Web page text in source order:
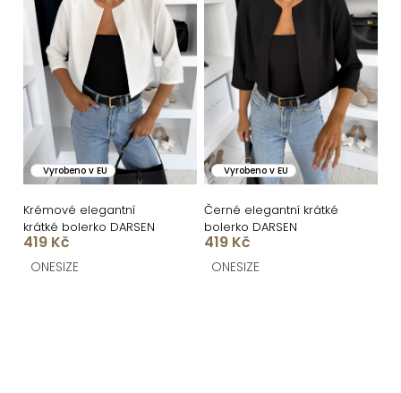
Vyrobeno v EU
Krémové elegantní
krátké bolerko DARSEN
419 Kč
ONESIZE
Vyrobeno v EU
Černé elegantní krátké
bolerko DARSEN
419 Kč
ONESIZE